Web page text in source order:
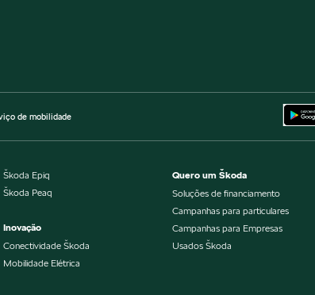
de mobilidade
Škoda Epiq
Škoda Peaq
Inovação
Conectividade Škoda
Mobilidade Elétrica
Quero um Škoda
Soluções de financiamento
Campanhas para particulares
Campanhas para Empresas
Usados Škoda